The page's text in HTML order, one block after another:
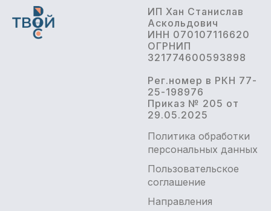
ИП Хан Станислав
Аскольдович
ИНН 070107116620
ОГРНИП
321774600593898
Рег.номер в РКН 77-
25-198976
Приказ № 205 от
29.05.2025
Политика обработки
персональных данных
Пользовательское
соглашение
Направления